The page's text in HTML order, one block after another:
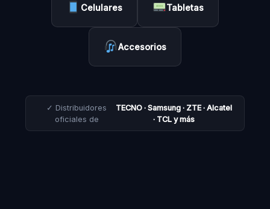
Celulares Tabletas
Accesorios
✓ Distribuidores
oficiales de
TECNO · Samsung · ZTE · Alcatel
· TCL y más